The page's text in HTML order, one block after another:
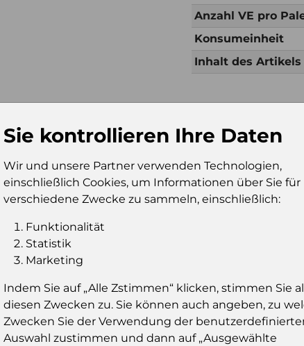
Anzahl VE pro
Konsumeinheit
Inhalt des Artikels
Zusätzliche
Verkaufseinheit
Verkaufseinheit pro
Palette
Konsumeinheit
Sie müssen
Sie kontrollieren Ihre Daten
Wir und unsere Partner verwenden Technologien,
einschließlich Cookies, um Informationen über Sie für
verschiedene Zwecke zu sammeln, einschließlich:
Funktionalität
Statistik
Marketing
Indem Sie auf „Alle Zstimmen“ klicken, stimmen Sie all
diesen Zwecken zu. Sie können auch angeben, zu
Zwecken Sie der Verwendung der
Auswahl zustimmen und dann auf „Ausgewählte